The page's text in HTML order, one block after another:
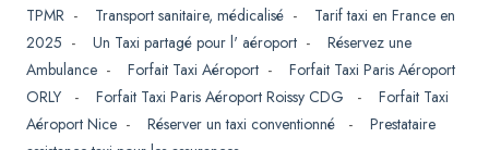
TPMR - Transport sanitaire, médicalisé - Tarif taxi en France en
2025 - Un Taxi partagé pour l' aéroport - Réservez une
Ambulance - Forfait Taxi Aéroport - Forfait Taxi Paris Aéroport
ORLY
- Forfait Taxi Paris Aéroport Roissy CDG - Forfait Taxi
Aéroport Nice - Réserver un taxi conventionné - Prestataire